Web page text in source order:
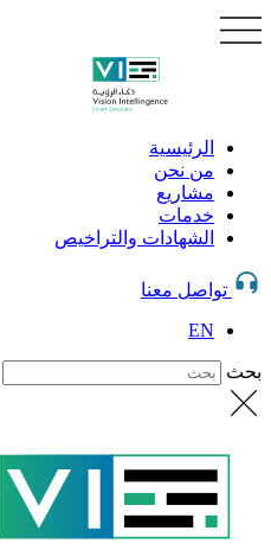
الرئيسية
من نحن
مشاريع
خدمات
الشهادات والتراخيص
تواصل معنا
EN
بحث